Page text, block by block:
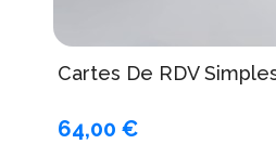
Cartes De RDV
64,00 €